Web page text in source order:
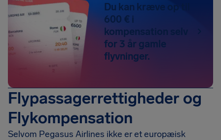
Du kan kræve op til
600 € i
kompensation selv
for 3 år gamle
flyvninger.
Flypassagerrettigheder og
Flykompensation
Selvom Pegasus Airlines ikke er et europæisk